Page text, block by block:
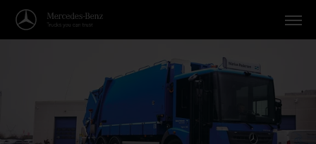
Anwendungen
Themen